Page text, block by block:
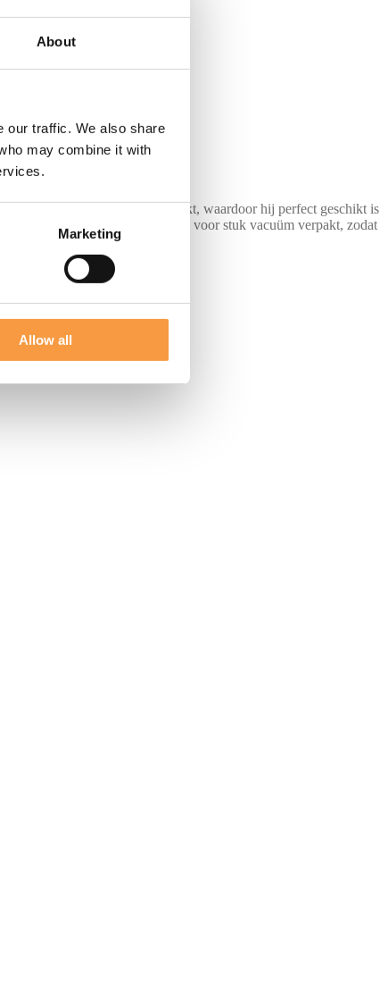
About
our traffic. We also share
may combine it with
Marketing
Allow all
wordt standaard vacuüm verpakt, waardoor hij perfect geschikt is
Alle losse stukken worden stuk voor stuk vacuüm verpakt, zodat